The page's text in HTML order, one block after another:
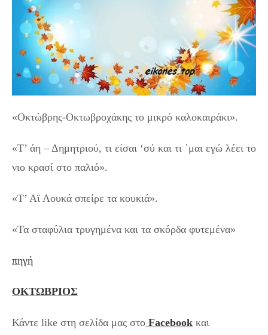
«Οκτώβρης-Οκτωβροχάκης το μικρό καλοκαιράκι».
«Τ’ άη – Δημητριού, τι είσαι ‘σύ και τι ΄μαι εγώ λέει το
νιο κρασί στο παλιό».
«Τ’ Αϊ Λουκά σπείρε τα κουκιά».
«Τα σταφύλια τρυγημένα και τα σκόρδα φυτεμένα»
πηγή
ΟΚΤΩΒΡΙΟΣ
Κάντε like στη σελίδα μας στο Facebook και